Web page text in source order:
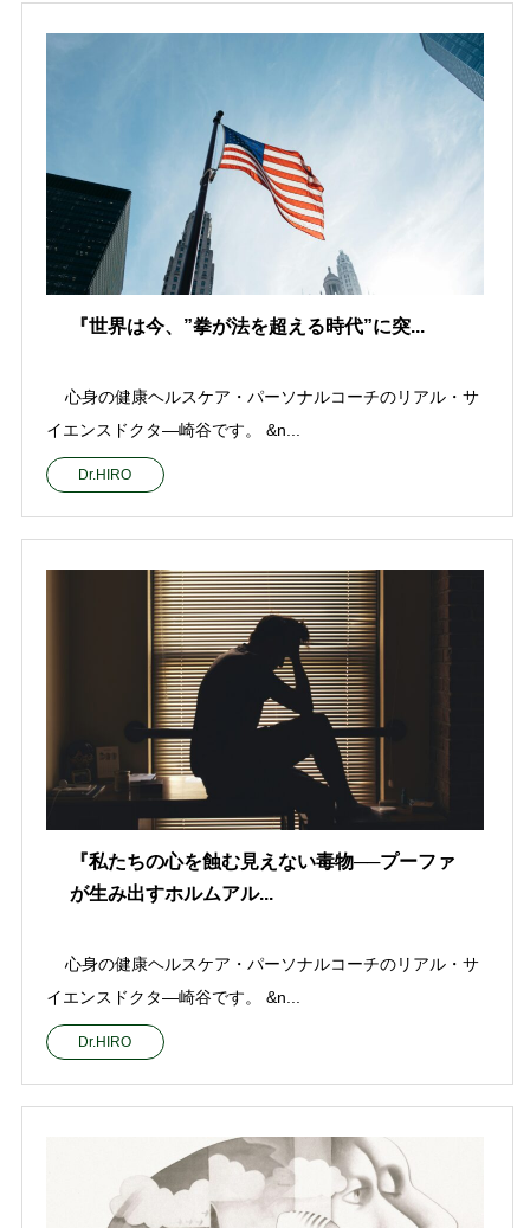
『世界は今、”拳が法を超える時代”に突...
心身の健康ヘルスケア・パーソナルコーチのリアル・サ
イエンスドクタ—崎谷です。 &n...
Dr.HIRO
『私たちの心を蝕む見えない毒物──プーファ
が生み出すホルムアル...
心身の健康ヘルスケア・パーソナルコーチのリアル・サ
イエンスドクタ—崎谷です。 &n...
Dr.HIRO